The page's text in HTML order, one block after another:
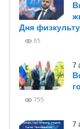
Дня
65
7
755
7